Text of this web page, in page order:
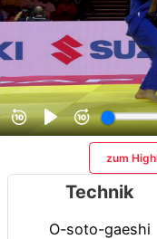
zum
Technik
O-soto-gaeshi